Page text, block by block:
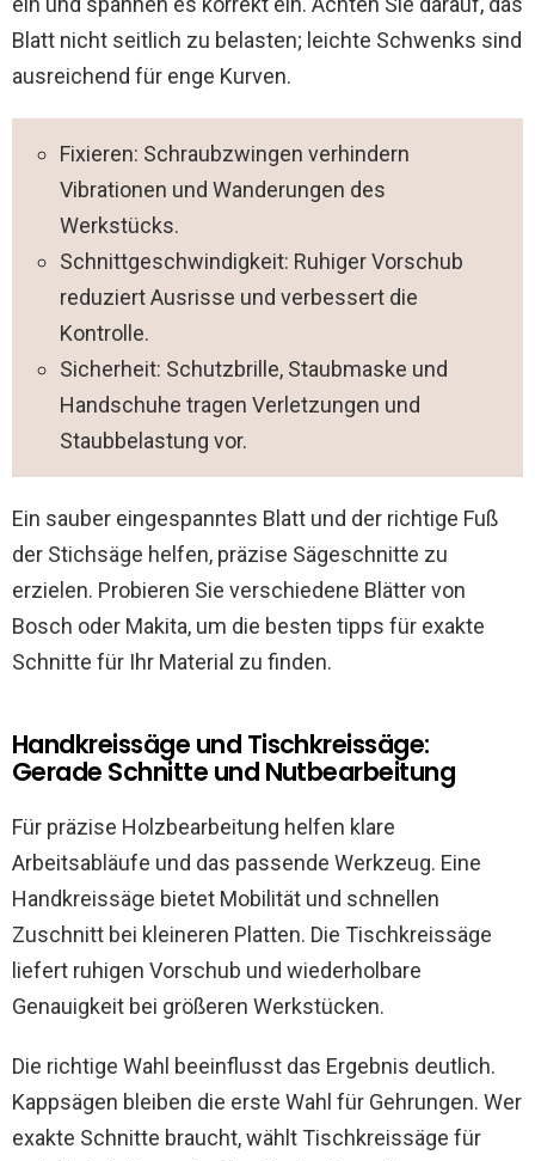
Blatt nicht seitlich zu belasten; leichte Schwenks sind
ausreichend für enge Kurven.
Fixieren: Schraubzwingen verhindern
Vibrationen und Wanderungen des
Werkstücks.
Schnittgeschwindigkeit: Ruhiger Vorschub
reduziert Ausrisse und verbessert die
Kontrolle.
Sicherheit: Schutzbrille, Staubmaske und
Handschuhe tragen Verletzungen und
Staubbelastung vor.
Ein sauber eingespanntes Blatt und der richtige Fuß
der Stichsäge helfen, präzise Sägeschnitte zu
erzielen. Probieren Sie verschiedene Blätter von
Bosch oder Makita, um die besten tipps für exakte
Schnitte für Ihr Material zu finden.
Handkreissäge und Tischkreissäge:
Gerade Schnitte und Nutbearbeitung
Für präzise Holzbearbeitung helfen klare
Arbeitsabläufe und das passende Werkzeug. Eine
Handkreissäge bietet Mobilität und schnellen
Zuschnitt bei kleineren Platten. Die Tischkreissäge
liefert ruhigen Vorschub und wiederholbare
Genauigkeit bei größeren Werkstücken.
Die richtige Wahl beeinflusst das Ergebnis deutlich.
Kappsägen bleiben die erste Wahl für Gehrungen. Wer
exakte Schnitte braucht, wählt Tischkreissäge für